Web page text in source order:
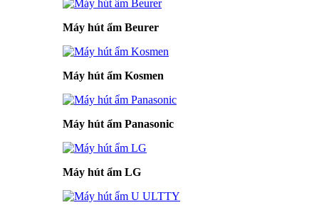
Máy hút ẩm Beurer
Máy hút ẩm Kosmen
Máy hút ẩm Panasonic
Máy hút ẩm LG